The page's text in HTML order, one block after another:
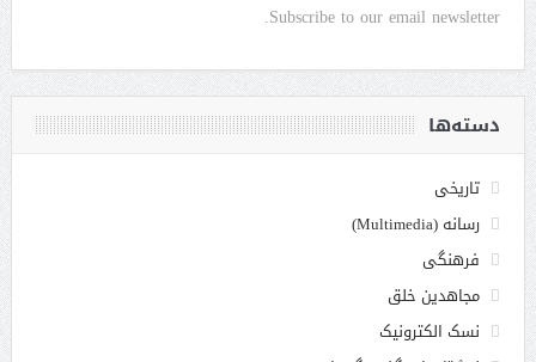
Subscribe to our email newsletter.
دسته‌ها
تاریخی
رسانه (Multimedia)
فرهنگی
مجاهدین خلق
نسک الکترونیک